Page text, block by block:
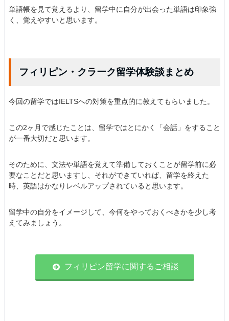
単語帳を見て覚えるより、留学中に自分が出会った単語は印象強
く、覚えやすいと思います。
フィリピン・クラーク留学体験談まとめ
今回の留学ではIELTSへの対策を重点的に教えてもらいました。
この2ヶ月で感じたことは、留学ではとにかく「会話」をすること
が一番大切だと思います。
そのために、文法や単語を覚えて準備しておくことが留学前に必
要なことだと思いますし、それができていれば、留学を終えた
時、英語はかなりレベルアップされていると思います。
留学中の自分をイメージして、今何をやっておくべきかを少し考
えてみましょう。
フィリピン留学に関するご相談